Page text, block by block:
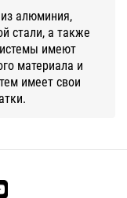
алюминия,
стали, а также
имеют
материала и
имеет свои